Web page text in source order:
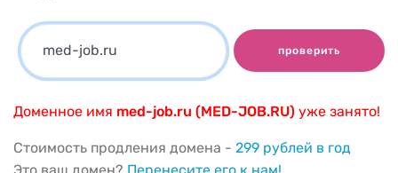
проверить
Доменное имя med-job.ru (MED-JOB.RU) уже занято!
Стоимость продления домена - 299 рублей в год